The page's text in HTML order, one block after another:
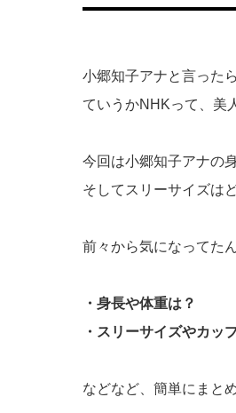
小郷知子アナと言った
ていうかNHKって、美
今回は小郷知子アナの
そしてスリーサイズは
前々から気になってた
・身長や体重は？
・スリーサイズやカッ
などなど、簡単にまと